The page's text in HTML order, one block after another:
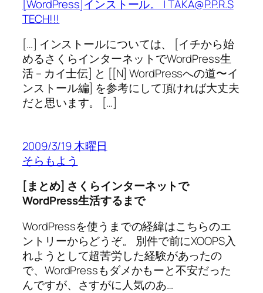
[WordPress]インストール。 | TAKA@P.P.R.S
TECH!!!
[…] インストールについては、 [イチから始
めるさくらインターネットでWordPress生
活 – カイ士伝] と [[N] WordPressへの道〜イ
ンストール編] を参考にして頂ければ大丈夫
だと思います。 […]
2009/3/19 木曜日
そらもよう
[まとめ] さくらインターネットで
WordPress生活するまで
WordPressを使うまでの経緯はこちらのエ
ントリーからどうぞ。 別件で前にXOOPS入
れようとして超苦労した経験があったの
で、WordPressもダメかもーと不安だった
んですが、さすがに人気のあ…